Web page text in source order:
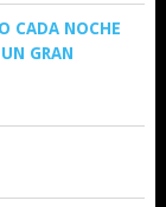
CADA NOCHE
GRAN